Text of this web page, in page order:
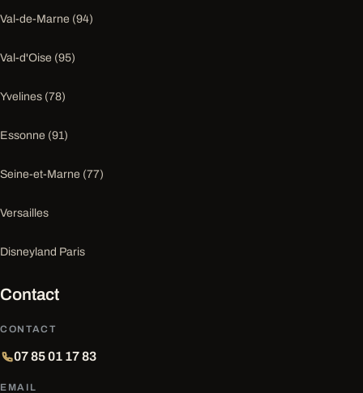
Val-de-Marne (94)
Val-d'Oise (95)
Yvelines (78)
Essonne (91)
Seine-et-Marne (77)
Versailles
Disneyland Paris
Contact
CONTACT
07 85 01 17 83
EMAIL